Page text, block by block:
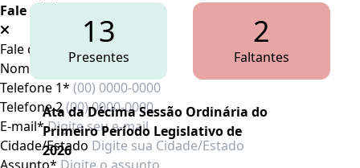
Fale conosco
Fale conosco
Nome*
Telefone 1*
Telefone 2
E-mail*
Cidade/Estado
13
Presentes
2
Faltantes
Ata da Décima Sessão Ordinária do
Primeiro Período Legislativo de
2026